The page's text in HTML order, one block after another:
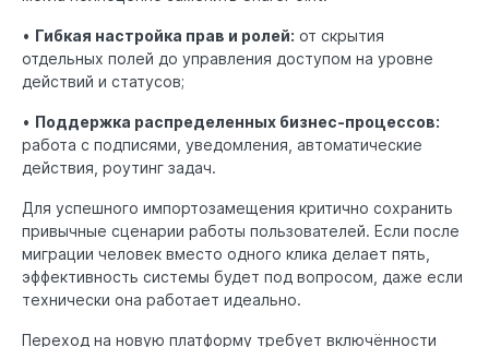
• Гибкая настройка прав и ролей: от скрытия
отдельных полей до управления доступом на уровне
действий и статусов;
• Поддержка распределенных бизнес-процессов:
работа с подписями, уведомления, автоматические
действия, роутинг задач.
Для успешного импортозамещения критично сохранить
привычные сценарии работы пользователей. Если после
миграции человек вместо одного клика делает пять,
эффективность системы будет под вопросом, даже если
технически она работает идеально.
Переход на новую платформу требует включённости